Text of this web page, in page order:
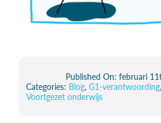
Published On: februari
Categories: Blog, G1-verantwoording,
Voortgezet onderwijs